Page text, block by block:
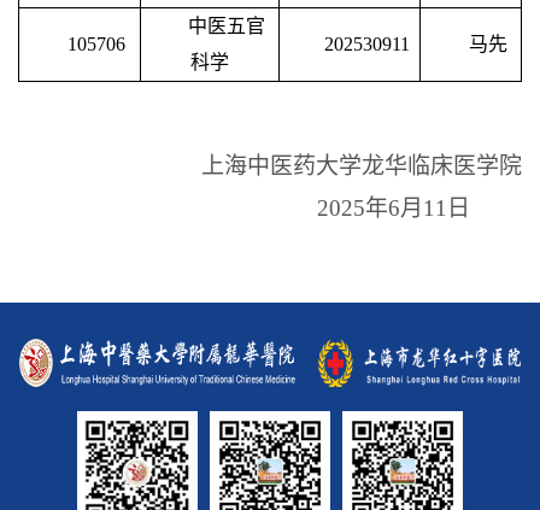
105706
中医五官
科学
202530911 马先
上海中医药大学龙华临床医学院
2025年6月 11 日